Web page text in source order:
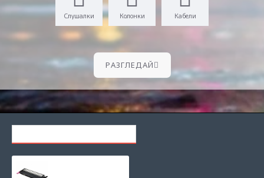
Слушалки Колонки Кабели
PАЗГЛЕДАЙ